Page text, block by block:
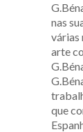
nas
várias
arte
que